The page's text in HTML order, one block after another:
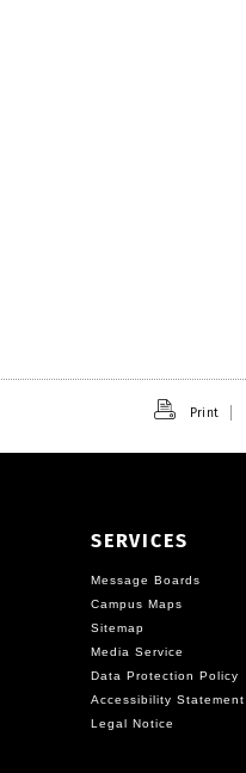
Print
SERVICES
Message Boards
Campus Maps
Sitemap
Media Service
Data Protection Policy
Accessibility Statement
Legal Notice